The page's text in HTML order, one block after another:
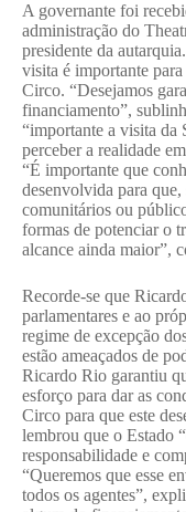
A governante foi
administração do
presidente da
visita é importante
Circo. “Desejamos
financiamento”,
“importante a visita da
perceber a realidade
“É importante que
desenvolvida para
comunitários ou
formas de potenciar o
alcance ainda maior”,
Recorde-se que
parlamentares e ao
regime de excepção
estão ameaçados de
Ricardo Rio garantiu
esforço para dar as
Circo para que este
lembrou que o Estado
responsabilidade e
“Queremos que esse
todos os agentes”,